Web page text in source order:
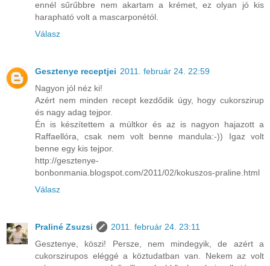
ennél sűrűbbre nem akartam a krémet, ez olyan jó kis
harapható volt a mascarponétól.
Válasz
Gesztenye receptjei 2011. február 24. 22:59
Nagyon jól néz ki!
Azért nem minden recept kezdődik úgy, hogy cukorszirup
és nagy adag tejpor.
Én is készítettem a múltkor és az is nagyon hajazott a
Raffaellóra, csak nem volt benne mandula:-)) Igaz volt
benne egy kis tejpor.
http://gesztenye-
bonbonmania.blogspot.com/2011/02/kokuszos-praline.html
Válasz
Praliné Zsuzsi
2011. február 24. 23:11
Gesztenye, köszi! Persze, nem mindegyik, de azért a
cukorszirupos eléggé a köztudatban van. Nekem az volt